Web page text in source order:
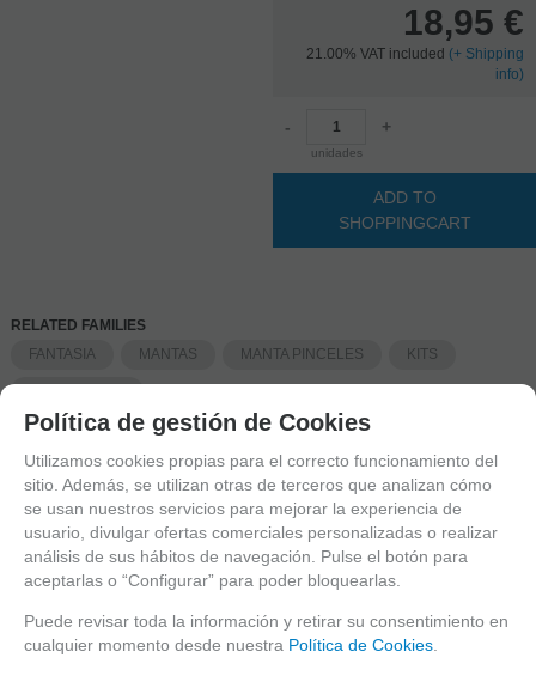
18,95 €
21.00% VAT included (+ Shipping
info)
-
unidades
+
ADD TO
SHOPPINGCART
RELATED FAMILIES
FANTASIA
MANTAS MANTA PINCELES KITS
Tuesday, 12 September 2023
Request more inf Recommend
SEARCH ENGINE
Política de gestión de Cookies
Utilizamos cookies propias para el correcto funcionamiento del
sitio. Además, se utilizan otras de terceros que analizan cómo
se usan nuestros servicios para mejorar la experiencia de
usuario, divulgar ofertas comerciales personalizadas o realizar
análisis de sus hábitos de navegación. Pulse el botón para
aceptarlas o “Configurar” para poder bloquearlas.
Puede revisar toda la información y retirar su consentimiento en
cualquier momento desde nuestra Política de Cookies